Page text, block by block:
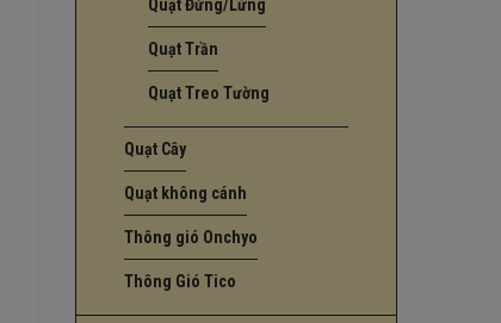
Quạt Đứng/Lửng
Quạt Trần
Quạt Treo Tường
Quạt Cây
Quạt không cánh
Thông gió Onchyo
Thông Gió Tico